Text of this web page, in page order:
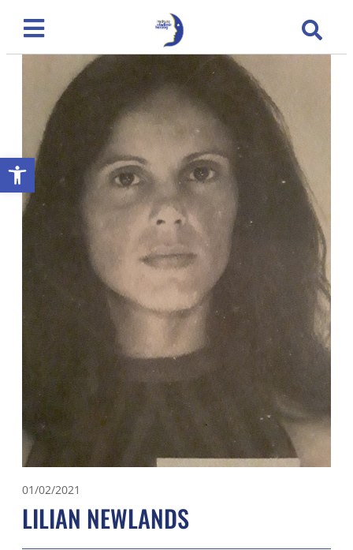
Abrir a barra de ferramentas
01/02/2021
LILIAN NEWLANDS